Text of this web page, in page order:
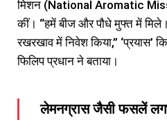
मिशन (National Aromatic
कीं। “हमें बीज और पौधे मुफ्त में
रखरखाव में निवेश किया,” ‘प्रयास’
फिलिप प्रधान ने बताया।
लेमनग्रास जैसी फसलें